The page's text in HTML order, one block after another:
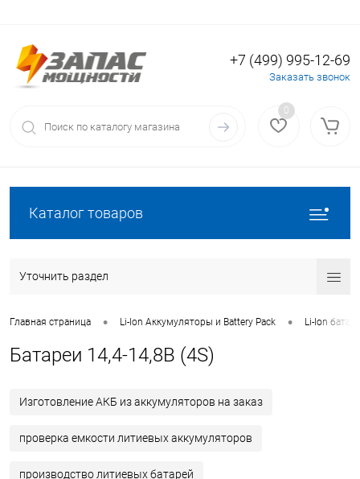
Вход Регистрация
+7 (499) 995-12-69
Заказать звонок
0
Каталог товаров
Уточнить раздел
Главная страница • Li-Ion Аккумуляторы и Battery Pack • Li-Ion
Батареи 14,4-14,8В (4S)
Изготовление АКБ из аккумуляторов на заказ
проверка емкости литиевых аккумуляторов
производство литиевых батарей